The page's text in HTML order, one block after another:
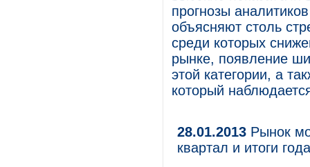
прогнозы
объясняют столь
среди которых
рынке, появление
этой категории, а
который
28.01.2013 Рынок
квартал и итоги года